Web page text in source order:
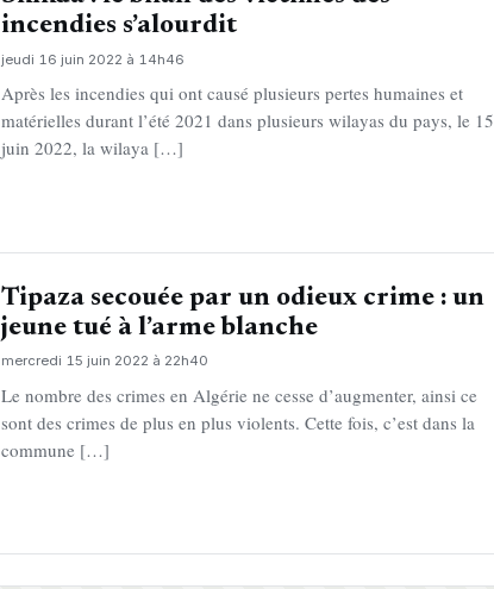
incendies s’alourdit
jeudi 16 juin 2022 à 14h46
Après les incendies qui ont causé plusieurs pertes humaines et
matérielles durant l’été 2021 dans plusieurs wilayas du pays, le 15
juin 2022, la wilaya […]
Tipaza secouée par un odieux crime : un
jeune tué à l’arme blanche
mercredi 15 juin 2022 à 22h40
Le nombre des crimes en Algérie ne cesse d’augmenter, ainsi ce
sont des crimes de plus en plus violents. Cette fois, c’est dans la
commune […]